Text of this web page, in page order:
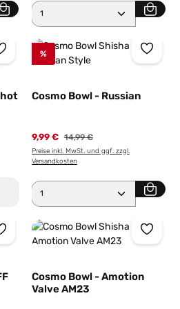
gewünschten Wert ein
Produkt Anzahl: Gib den
%
Cosmo Bowl - Russian
9,99 € Regulärer Preis:
14,99 €
Preise inkl. MwSt. und ggf. zzgl.
Versandkosten
Produkt Anzahl: Gib den
Cosmo Bowl - Amotion
Valve AM23